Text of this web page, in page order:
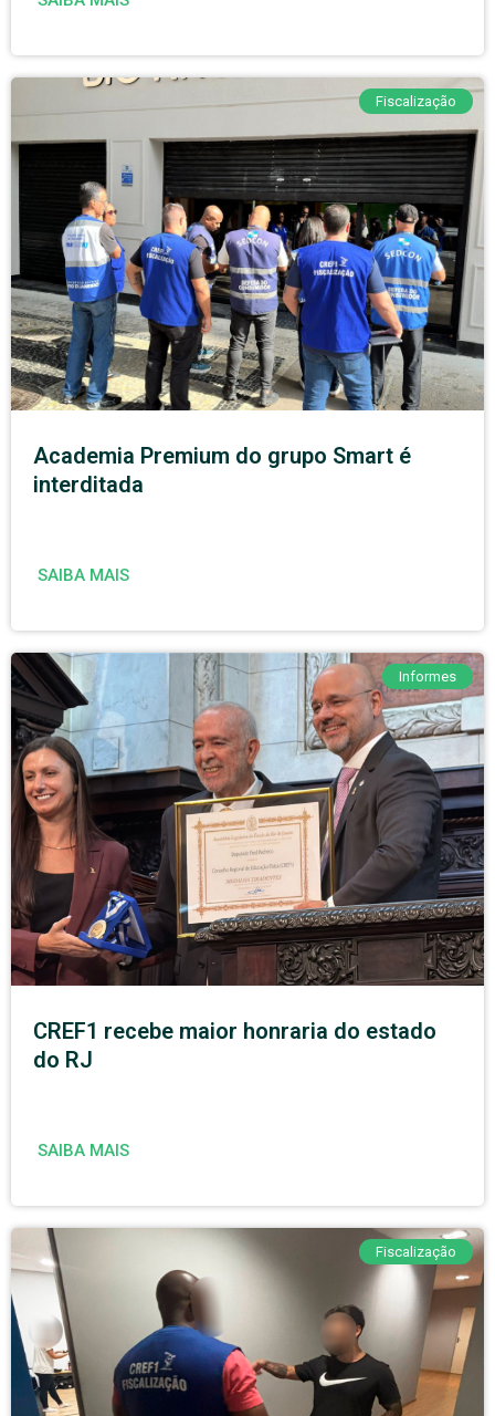
Fiscalização
Academia Premium do grupo Smart é
interditada
SAIBA MAIS
Informes
CREF1 recebe maior honraria do estado
do RJ
SAIBA MAIS
Fiscalização